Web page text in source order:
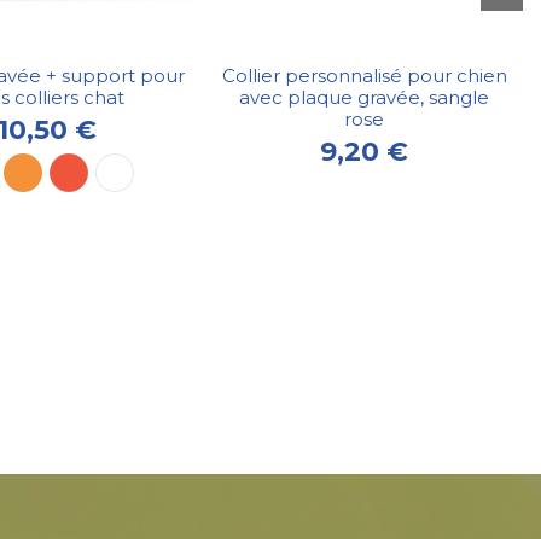
+ support pour
colliers chat
€
Collier personnalisé pour chien
avec plaque gravée, sangle
rose
9,20 €